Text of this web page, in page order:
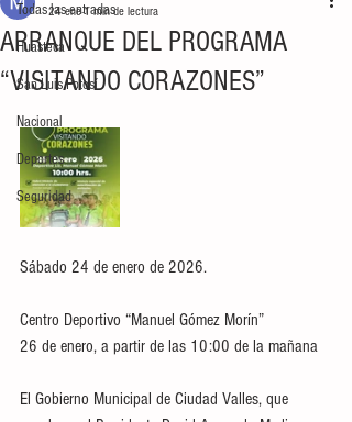
Todas las entradas
Huasteca
San Luis Potosí
Nacional
Deportes
Seguridad
ARRANQUE DEL PROGRAMA
“VISITANDO CORAZONES”
24 ene1 min de lectura
Sábado 24 de enero de 2026.
Centro Deportivo “Manuel Gómez Morín”
26 de enero, a partir de las 10:00 de la mañana
El Gobierno Municipal de Ciudad Valles, que